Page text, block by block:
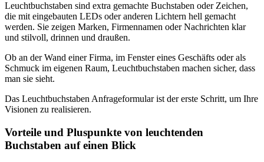
Leuchtbuchstaben sind extra gemachte Buchstaben oderZeichen,
die mit eingebauten LEDs oderanderen Lichtern hell gemacht
werden. Sie zeigen Marken, Firmennamen oder Nachrichten klar
und stilvoll, drinnen und draußen.
Ob an der Wand einer Firma, im Fenster eines Geschäfts oder als
Schmuck im eigenen Raum, Leuchtbuchstaben machen sicher, dass
man sie sieht.
Das Leuchtbuchstaben Anfrageformular ist der erste Schritt, um Ihre
Visionen zu realisieren.
Vorteile und Pluspunkte von leuchtenden
Buchstaben auf einen Blick